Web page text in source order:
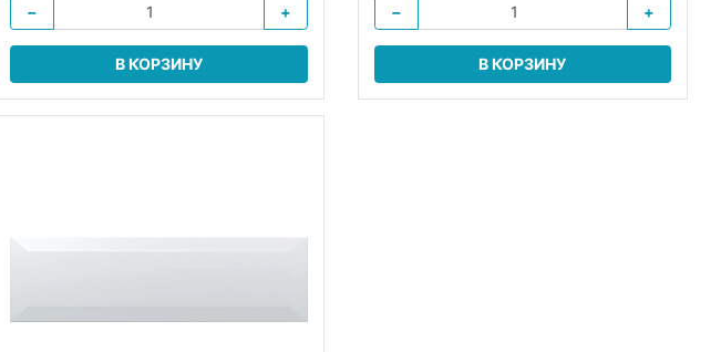
−
+
В КОРЗИНУ
−
+
В КОРЗИНУ